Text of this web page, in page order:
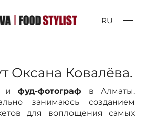
RU
Оксана Ковалёва.
ифуд-фотограф в Алматы.
занимаюсь созданием
для воплощения самых